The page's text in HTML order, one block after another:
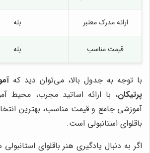
ارائه مدرک معتبر بله
قیمت مناسب بله
با توجه به جدول بالا، می‌توان دید که
پرتیکان، با ارائه اساتید مجرب، محیط
آموزشی جامع و قیمت مناسب، بهترین
باقلوای استانبولی است.
اگر به دنبال یادگیری هنر باقلوای